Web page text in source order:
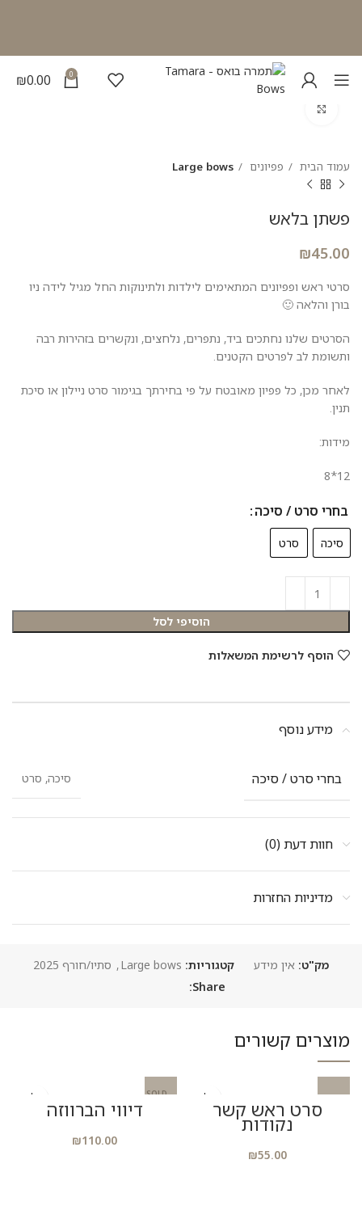
0
₪0.00
עמוד הבית פפיונים Large bows
פשתן בלאש
₪45.00
סרטי ראש ופפיונים המתאימים לילדות ולתינוקות החל מגיל לידה ניו
בורן והלאה 🙂
הסרטים שלנו נחתכים ביד, נתפרים, נלחצים, ונקשרים בזהירות רבה
ותשומת לב לפרטים הקטנים.
לאחר מכן, כל פפיון מאובטח על פי בחירתך בגימור סרט ניילון או סיכת
תנין.
מידות:
12*8
בחרי סרט / סיכה
סיכה סרט
הוסיפי לסל
הוסף לרשימת המשאלות
מידע נוסף
בחרי סרט / סיכה סיכה, סרט
חוות דעת (0)
מדיניות החזרות
מק"ט: אין מידע קטגוריות: Large bows
, סתיו/חורף 2025
Share:
מוצרים קשורים
סרט ראש קשר
נקודות
₪55.00
SOLD
דיווי הברווזה
₪110.00